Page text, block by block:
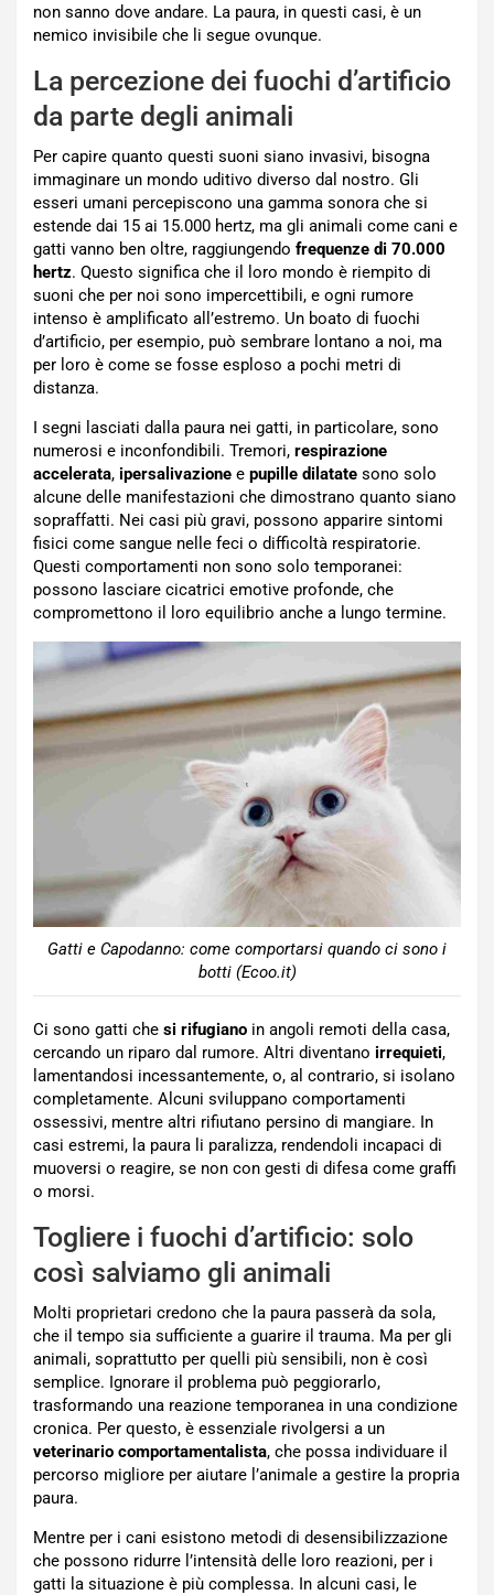
non sanno dove andare. La paura, in questi casi, è un
nemico invisibile che li segue ovunque.
La percezione dei fuochi d’artificio
da parte degli animali
Per capire quanto questi suoni siano invasivi, bisogna
immaginare un mondo uditivo diverso dal nostro. Gli
esseri umani percepiscono una gamma sonora che si
estende dai 15 ai 15.000 hertz, ma gli animali come cani e
gatti vanno ben oltre, raggiungendo frequenze di 70.000
hertz. Questo significa che il loro mondo è riempito di
suoni che per noi sono impercettibili, e ogni rumore
intenso è amplificato all’estremo. Un boato di fuochi
d’artificio, per esempio, può sembrare lontano a noi, ma
per loro è come se fosse esploso a pochi metri di
distanza.
I segni lasciati dalla paura nei gatti, in particolare, sono
numerosi e inconfondibili. Tremori, respirazione
accelerata, ipersalivazione e pupille dilatate sono solo
alcune delle manifestazioni che dimostrano quanto siano
sopraffatti. Nei casi più gravi, possono apparire sintomi
fisici come sangue nelle feci o difficoltà respiratorie.
Questi comportamenti non sono solo temporanei:
possono lasciare cicatrici emotive profonde, che
compromettono il loro equilibrio anche a lungo termine.
Gatti e Capodanno: come comportarsi quando ci sono i
botti (Ecoo.it)
Ci sono gatti che si rifugiano in angoli remoti della casa,
cercando un riparo dal rumore. Altri diventano irrequieti,
lamentandosi incessantemente, o, al contrario, si isolano
completamente. Alcuni sviluppano comportamenti
ossessivi, mentre altri rifiutano persino di mangiare. In
casi estremi, la paura li paralizza, rendendoli incapaci di
muoversi o reagire, se non con gesti di difesa come graffi
o morsi.
Togliere i fuochi d’artificio: solo
così salviamo gli animali
Molti proprietari credono che la paura passerà da sola,
che il tempo sia sufficiente a guarire il trauma. Ma per gli
animali, soprattutto per quelli più sensibili, non è così
semplice. Ignorare il problema può peggiorarlo,
trasformando una reazione temporanea in una condizione
cronica. Per questo, è essenziale rivolgersi a un
veterinario comportamentalista, che possa individuare il
percorso migliore per aiutare l’animale a gestire la propria
paura.
Mentre per i cani esistono metodi di desensibilizzazione
che possono ridurre l’intensità delle loro reazioni, per i
gatti la situazione è più complessa. In alcuni casi, le